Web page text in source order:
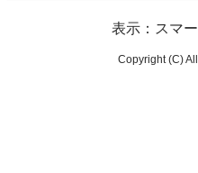
表示：スマ
Copyright (C)